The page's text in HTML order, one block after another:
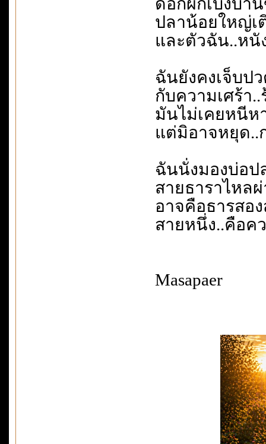
ดอกผักเบ่งบา
ปลาน้อยใหญ่เ
และตัวฉัน..หนั
ฉันยังคงเจ็บป
กับความเศร้า
มันไม่เคยหนีห
แต่มิอาจหยุด..
ฉันนั่งมองบ่อป
สายธาราไหล
อาจคือธารสอ
สายหนึ่ง..คือค
Masapaer